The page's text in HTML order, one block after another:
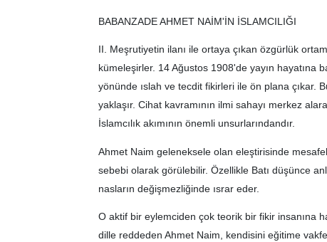
BABANZADE AHMET NAİM'İN İSLAMCILIĞI
II. Meşrutiyetin ilanı ile ortaya çıkan özgürlük
kümeleşirler. 14 Ağustos 1908'de yayın hayatına
yönünde ıslah ve tecdit fikirleri ile ön plana çıkar.
yaklaşır. Cihat kavramının ilmi sahayı merkez
İslamcılık akımının önemli unsurlarındandır.
Ahmet Naim geleneksele olan eleştirisinde
sebebi olarak görülebilir. Özellikle Batı düşünce
nasların değişmezliğinde ısrar eder.
O aktif bir eylemciden çok teorik bir fikir insanına
dille reddeden Ahmet Naim, kendisini eğitime